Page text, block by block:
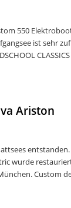
550
ist sehr
Ariston
wurde
Custom